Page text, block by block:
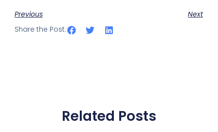
Previous
Next
Share the Post:
Related Posts